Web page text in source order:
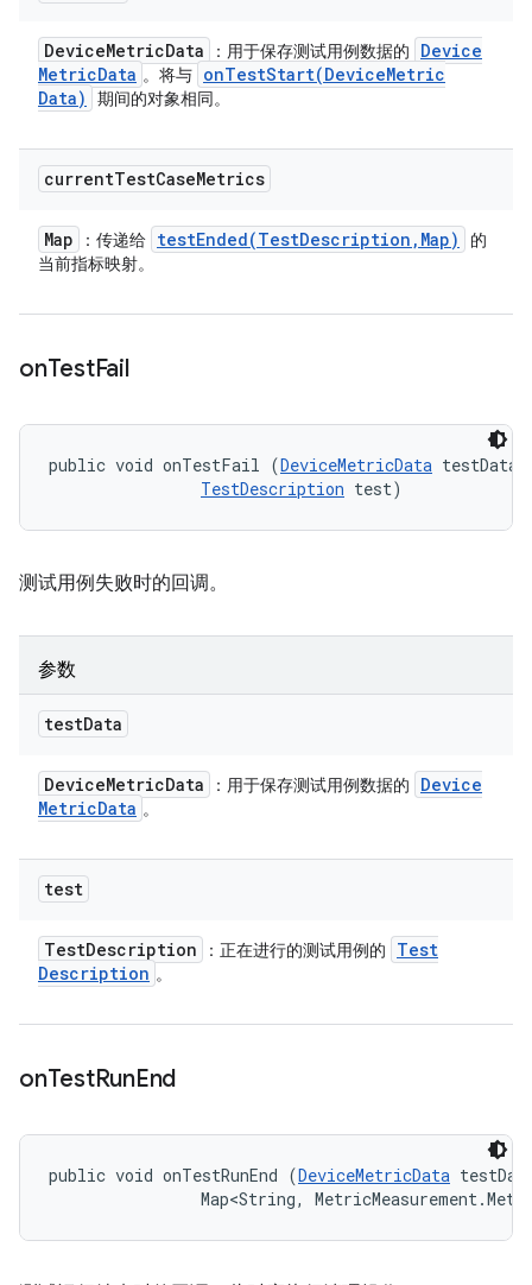
DeviceMetricData ：用于保存测试用例数据的
Device
MetricData 。将与 onTestStart(DeviceMetric
Data)
期间的对象相同。
currentTestCaseMetrics
Map ：传递给 testEnded(TestDescription , Map)
的
当前指标映射。
onTestFail
public void onTestFail (DeviceMetricData
TestDescription test)
测试用例失败时的回调。
参数
testData
DeviceMetricData ：用于保存测试用例数据的
Device
MetricData 。
test
TestDescription ：正在进行的测试用例的
Test
Description 。
onTestRunEnd
public void onTestRunEnd (DeviceMetricData
Map<String,